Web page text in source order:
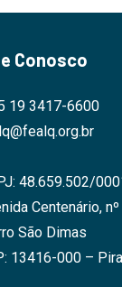
Conosco
19 3417-6600
48.659.502/
Centenário,
São Dimas
13416-000 –